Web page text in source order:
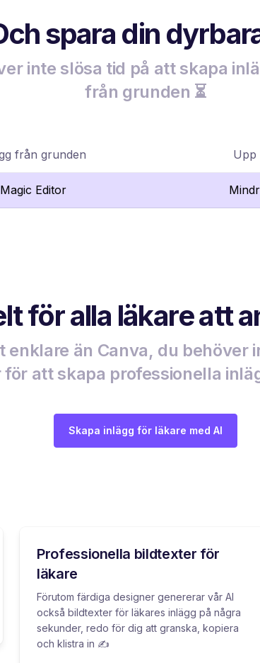
spara din
inte slösa tid på att skapa
från grunden ⏳
från grunden Upp
Editor
för alla läkare att
enklare än Canva, du behöver
för att skapa professionella
Skapa inlägg för läkare med AI
Professionella bildtexter för
läkare
Förutom färdiga designer genererar vår AI
också bildtexter för läkares inlägg på några
sekunder, redo för dig att granska, kopiera
och klistra in ✍️